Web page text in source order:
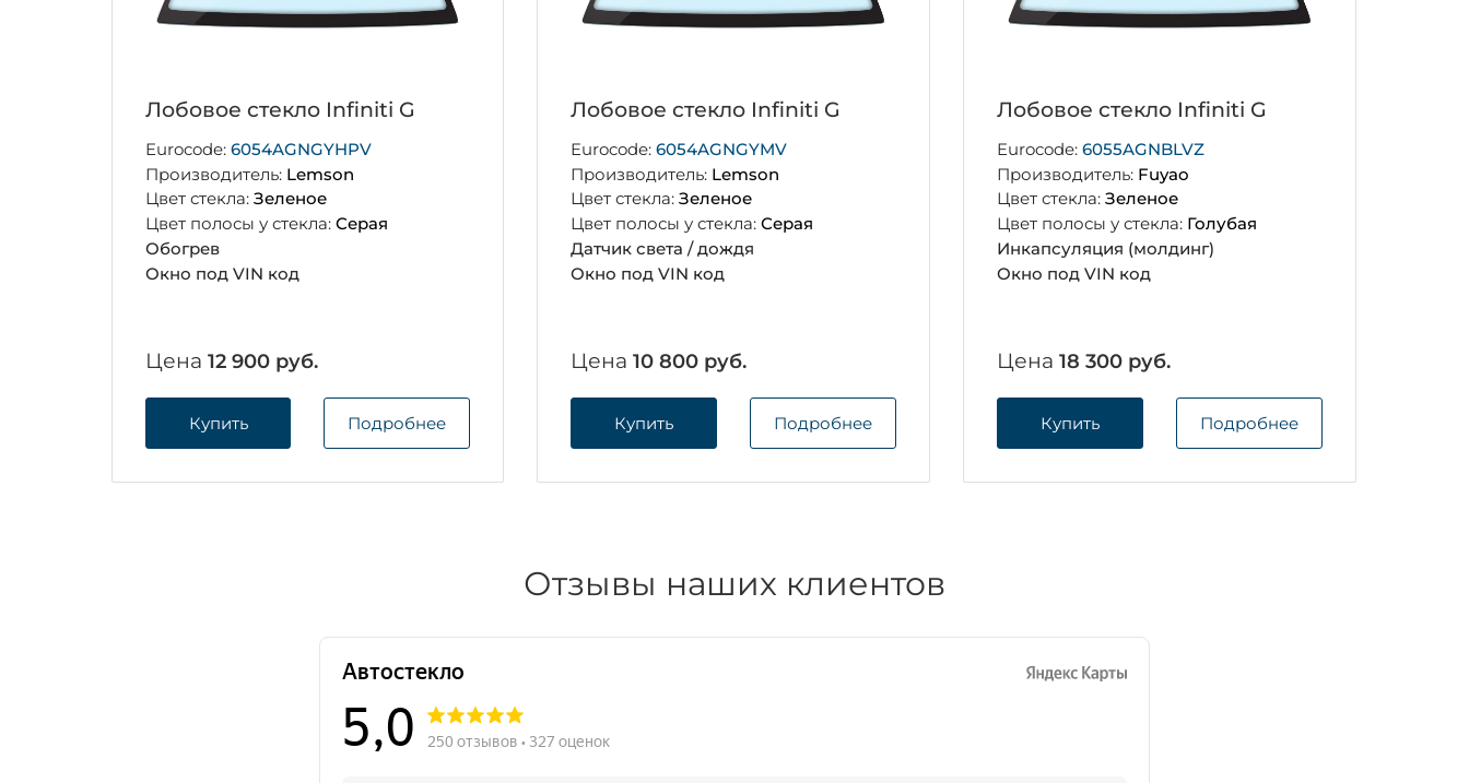
Лобовое стекло Infiniti G
Eurocode: 6054AGNGYHPV
Производитель: Lemson
Цвет стекла: Зеленое
Цвет полосы у стекла: Серая
Обогрев
Окно под VIN код
Цена 12 900 руб.
Купить Подробнее
Лобовое стекло Infiniti G
Eurocode:6054AGNGYMV
Производитель: Lemson
Цвет стекла:Зеленое
Цвет полосы у стекла:Серая
Датчик света / дождя
Окно под VIN код
Цена10 800 руб.
Купить Подробнее
Лобовое стекло Infiniti G
Eurocode: 6055AGNBLVZ
Производитель: Fuyao
Цвет стекла: Зеленое
Цвет полосы у стекла: Голубая
Инкапсуляция (молдинг)
Окно под VIN код
Цена 18 300 руб.
Купить Подробнее
Отзывы наших клиентов